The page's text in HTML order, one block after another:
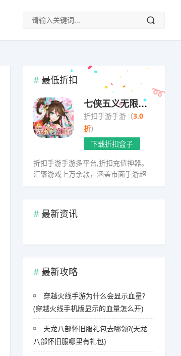
最低折扣
七侠五义无限送真充
折扣手游手游（3.0
折）
下载折扣盒子
折扣手游手游多平台,折扣充值神器。
汇聚游戏上万余款，涵盖市面手游超
98%
最新资讯
最新攻略
穿越火线手游为什么会显示血量?
(穿越火线手机版显示的血量怎么开)
天龙八部怀旧服礼包去哪领?(天龙
八部怀旧服哪里有礼包)